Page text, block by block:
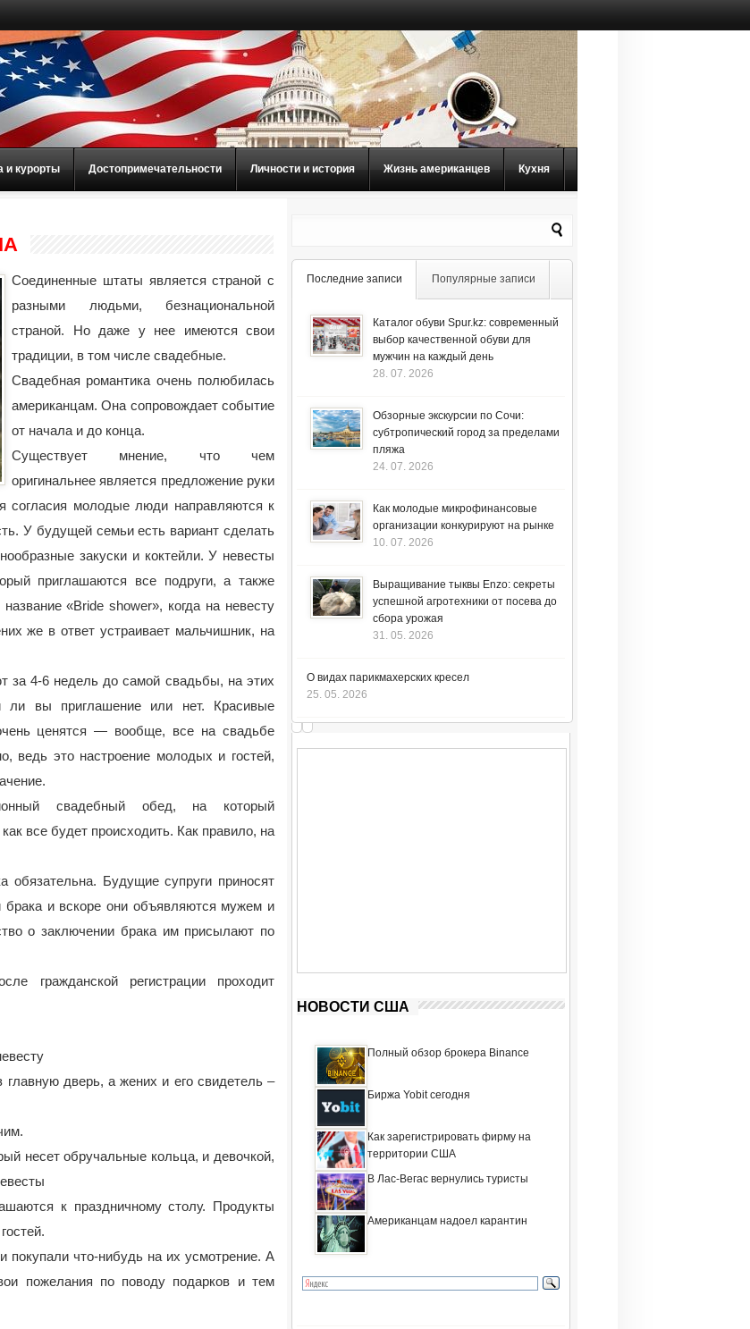
и курорты Достопримечательности Личности и история Жизнь американцев Кухня
Соединенные штаты является страной с
разными людьми, безнациональной
страной. Но даже у нее имеются свои
традиции, в том числе свадебные.
Свадебная романтика очень полюбилась
американцам. Она сопровождает событие
от начала и до конца.
Существует мнение, что чем
оригинальнее является предложение руки
согласия молодые люди направляются к
У будущей семьи есть вариант сделать
закуски и коктейли. У невесты
приглашаются все подруги, а также
«Bride shower», когда на невесту
же в ответ устраивает мальчишник, на
за 4-6 недель до самой свадьбы, на этих
ли вы приглашение или нет. Красивые
ценятся — вообще, все на свадьбе
ведь это настроение молодых и гостей,
свадебный обед, на который
все будет происходить. Как правило, на
обязательна. Будущие супруги приносят
и вскоре они объявляются мужем и
о заключении брака им присылают по
гражданской регистрации проходит
дверь, а жених и его свидетель –
несет обручальные кольца, и девочкой,
к праздничному столу. Продукты
покупали что-нибудь на их усмотрение. А
пожелания по поводу подарков и тем
Последние записи Популярные записи
Каталог обуви Spur.kz: современный
выбор качественной обуви для
мужчин на каждый день
28. 07. 2026
Обзорные экскурсии по Сочи:
субтропический город за пределами
пляжа
24. 07. 2026
Как молодые микрофинансовые
организации конкурируют на рынке
10. 07. 2026
Выращивание тыквы Enzo: секреты
успешной агротехники от посева до
сбора урожая
31. 05. 2026
О видах парикмахерских кресел
25. 05. 2026
НОВОСТИ США
Полный обзор брокера Binance
Биржа Yobit сегодня
Как зарегистрировать фирму на
территории США
В Лас-Вегас вернулись туристы
Американцам надоел карантин